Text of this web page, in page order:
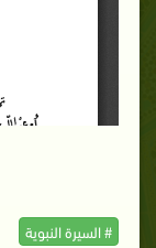
# السيرة النبوية